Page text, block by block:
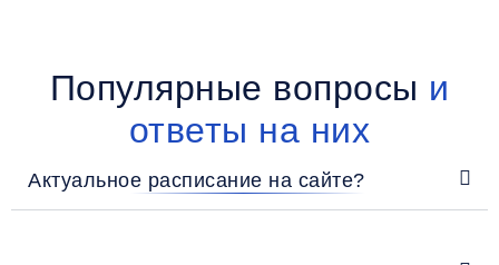
Популярные вопросы и
ответы на них
Актуальное расписание на сайте?